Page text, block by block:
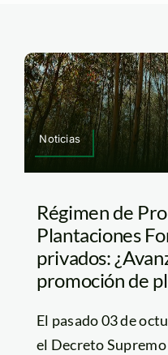
Noticias
Régimen de
Plantaciones
privados:
promoción de
El pasado 03 de
el Decreto